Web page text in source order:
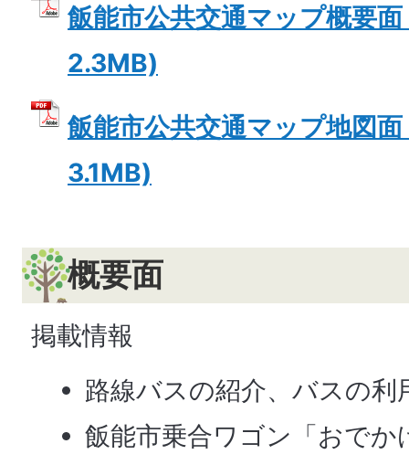
飯能市公共交通マップ概要
2.3MB)
飯能市公共交通マップ地図
3.1MB)
概要面
掲載情報
路線バスの紹介、バスの利
飯能市乗合ワゴン「おでか